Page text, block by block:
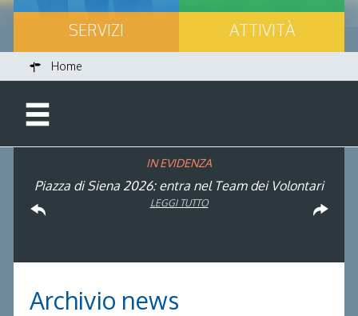
SERVIZI
ATTIVITÀ
Home
IN EVIDENZA
Piazza di Siena 2026: entra nel Team dei Volontari
LEGGI TUTTO
Atleta di Interesse Nazionale: ecco i requisiti per il
2026
Visita di idoneità per cavalli atleti
LEGGI TUTTO
Rinvio applicazione Iva al 2036: Decreto pubblicato
in Gazzetta Ufficiale
FISE: aperta la Campagna affiliazione 2026
LEGGI TUTTO
Natale con la FISE: al via la nona edizione
dell’iniziativa solidale della Federazione Italiana
Studente Atleta di alto livello: pubblicato il bando
per l’anno scolastico 2025/2026
Visita veterinaria annuale
LEGGI TUTTO
Archivio news